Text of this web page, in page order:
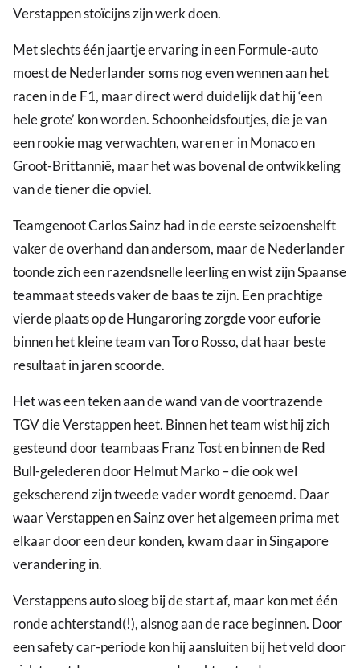
Verstappen stoïcijns zijn werk doen.
Met slechts één jaartje ervaring in een Formule-auto
moest de Nederlander soms nog even wennen aan het
racen in de F1, maar direct werd duidelijk dat hij ‘een
hele grote’ kon worden. Schoonheidsfoutjes, die je van
een rookie mag verwachten, waren er in Monaco en
Groot-Brittannië, maar het was bovenal de ontwikkeling
van de tiener die opviel.
Teamgenoot Carlos Sainz had in de eerste seizoenshelft
vaker de overhand dan andersom, maar de Nederlander
toonde zich een razendsnelle leerling en wist zijn Spaanse
teammaat steeds vaker de baas te zijn. Een prachtige
vierde plaats op de Hungaroring zorgde voor euforie
binnen het kleine team van Toro Rosso, dat haar beste
resultaat in jaren scoorde.
Het was een teken aan de wand van de voortrazende
TGV die Verstappen heet. Binnen het team wist hij zich
gesteund door teambaas Franz Tost en binnen de Red
Bull-gelederen door Helmut Marko – die ook wel
gekscherend zijn tweede vader wordt genoemd. Daar
waar Verstappen en Sainz over het algemeen prima met
elkaar door een deur konden, kwam daar in Singapore
verandering in.
Verstappens auto sloeg bij de start af, maar kon met één
ronde achterstand(!), alsnog aan de race beginnen. Door
een safety car-periode kon hij aansluiten bij het veld door